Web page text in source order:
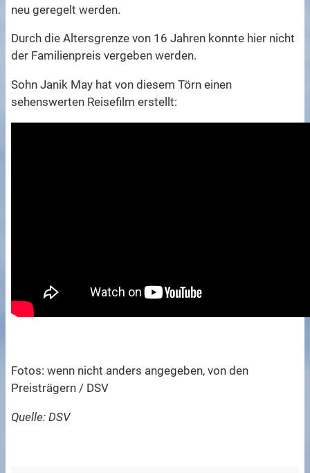
neu geregelt werden.
Durch die Altersgrenze von 16 Jahren konnte hier nicht
der Familienpreis vergeben werden.
Sohn Janik May hat von diesem Törn einen
sehenswerten Reisefilm erstellt:
Fotos: wenn nicht anders angegeben, von den
Preisträgern / DSV
Quelle: DSV